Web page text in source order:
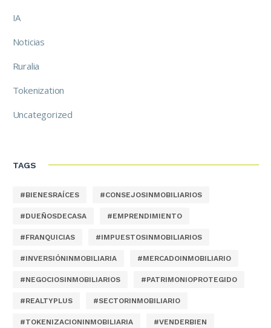
IA
Noticias
Ruralia
Tokenization
Uncategorized
TAGS
#BIENESRAÍCES #CONSEJOSINMOBILIARIOS
#DUEÑOSDECASA #EMPRENDIMIENTO
#FRANQUICIAS #IMPUESTOSINMOBILIARIOS
#INVERSIÓNINMOBILIARIA #MERCADOINMOBILIARIO
#NEGOCIOSINMOBILIARIOS #PATRIMONIOPROTEGIDO
#REALTYPLUS #SECTORINMOBILIARIO
#TOKENIZACIONINMOBILIARIA #VENDERBIEN